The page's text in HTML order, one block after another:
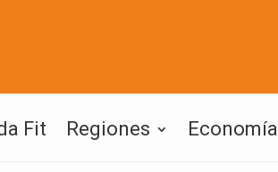
Fit Regiones Economía